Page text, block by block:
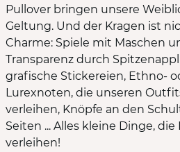
Pullover bringen unsere
Geltung. Und der Kragen ist
Charme: Spiele mit Maschen
Transparenz durch
grafische Stickereien, Ethno-
Lurexnoten, die unseren
verleihen, Knöpfe an den
Seiten ... Alles kleine Dinge,
verleihen!